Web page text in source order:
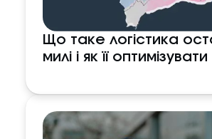
Що таке логістика
милі і як її оптимізувати